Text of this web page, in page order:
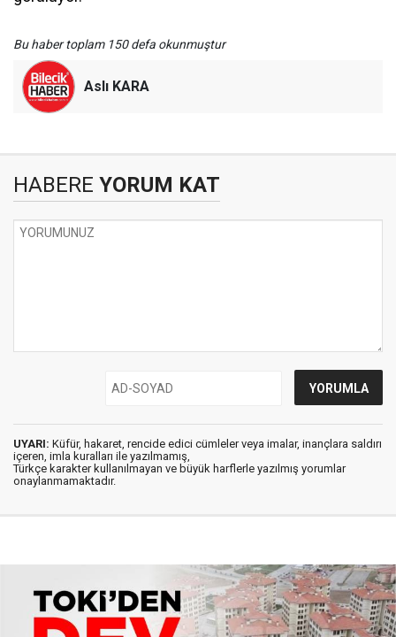
Bu haber toplam 150 defa okunmuştur
Aslı KARA
HABERE YORUM KAT
UYARI: Küfür, hakaret, rencide edici cümleler veya imalar, inançlara saldırı
içeren, imla kuralları ile yazılmamış,
Türkçe karakter kullanılmayan ve büyük harflerle yazılmış yorumlar
onaylanmamaktadır.